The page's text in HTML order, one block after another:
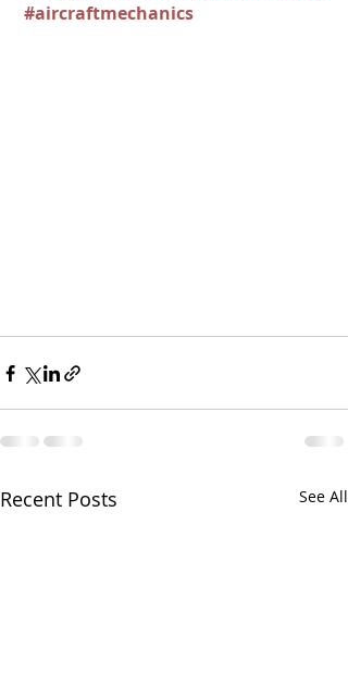
#aircraftmechanics
Recent Posts See All